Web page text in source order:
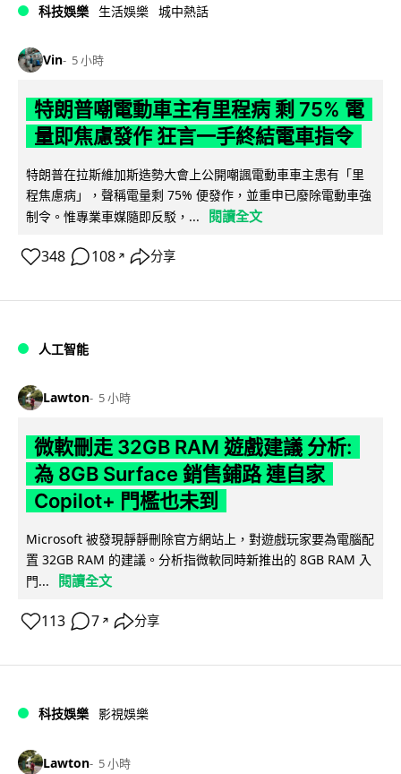
科技娛樂 生活娛樂 城中熱話
Vin 5 小時
特朗普嘲電動車主有里程病 剩 75% 電
量即焦慮發作 狂言一手終結電車指令
特朗普在拉斯維加斯造勢大會上公開嘲諷電動車車主患有「里
程焦慮病」，聲稱電量剩 75% 便發作，並重申已廢除電動車強
制令。惟專業車媒隨即反駁，...
閱讀全文
348 108 ↗ 分享
人工智能
Lawton 5 小時
微軟刪走 32GB RAM 遊戲建議 分析:
為 8GB Surface 銷售鋪路 連自家
Copilot+ 門檻也未到
Microsoft 被發現靜靜刪除官方網站上，對遊戲玩家要為電腦配
置 32GB RAM 的建議。分析指微軟同時新推出的 8GB RAM 入
門...
閱讀全文
113 7 ↗ 分享
科技娛樂 影視娛樂
Lawton 5 小時